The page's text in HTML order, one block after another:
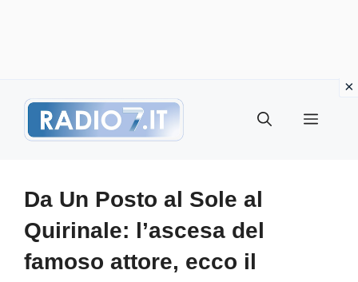
Menu
Da Un Posto al Sole al
Quirinale: l’ascesa del
famoso attore, ecco il